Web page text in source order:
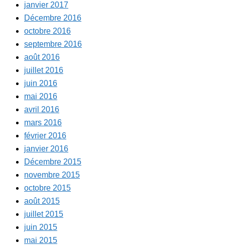
janvier 2017
Décembre 2016
octobre 2016
septembre 2016
août 2016
juillet 2016
juin 2016
mai 2016
avril 2016
mars 2016
février 2016
janvier 2016
Décembre 2015
novembre 2015
octobre 2015
août 2015
juillet 2015
juin 2015
mai 2015